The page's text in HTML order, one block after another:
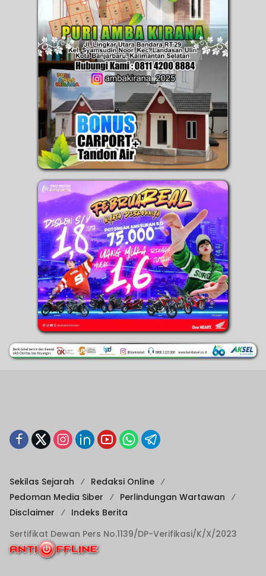
Sekilas Sejarah
Redaksi Online
Pedoman Media Siber
Perlindungan Wartawan
Disclaimer
Indeks Berita
Sertifikat Dewan Pers No.1139/DP-Verifikasi/K/X/2023